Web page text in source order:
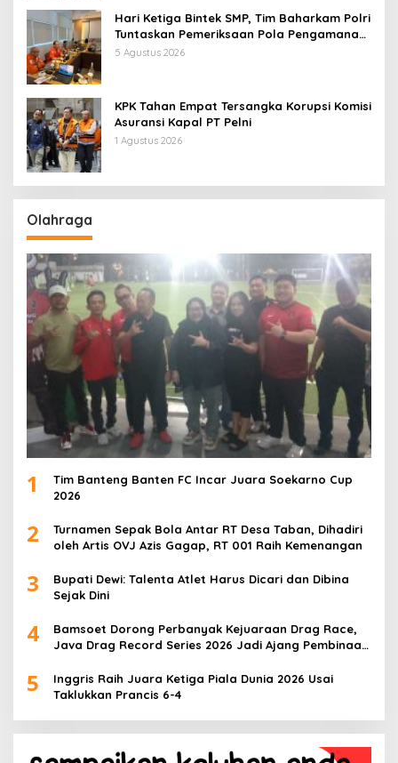
Hari Ketiga Bintek SMP, Tim Baharkam Polri
Tuntaskan Pemeriksaan Pola Pengamanan
Pertamina Patra Niaga Jabar
5 Agustus 2026
KPK Tahan Empat Tersangka Korupsi Komisi
Asuransi Kapal PT Pelni
1 Agustus 2026
Olahraga
1
Tim Banteng Banten FC Incar Juara Soekarno Cup
2026
2
Turnamen Sepak Bola Antar RT Desa Taban, Dihadiri
oleh Artis OVJ Azis Gagap, RT 001 Raih Kemenangan
3
Bupati Dewi: Talenta Atlet Harus Dicari dan Dibina
Sejak Dini
4
Bamsoet Dorong Perbanyak Kejuaraan Drag Race,
Java Drag Record Series 2026 Jadi Ajang Pembinaan
5
Inggris Raih Juara Ketiga Piala Dunia 2026 Usai
Taklukkan Prancis 6-4